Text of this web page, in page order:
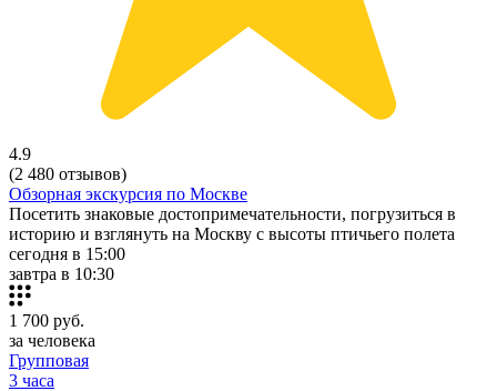
4.9
(2 480 отзывов)
Обзорная экскурсия по Москве
Посетить знаковые достопримечательности, погрузиться в
историю и взглянуть на Москву с высоты птичьего полета
сегодня в 15:00
завтра в 10:30
1 700 руб.
за человека
Групповая
3 часа